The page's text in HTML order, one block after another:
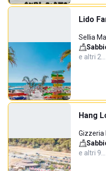
Lido
Sellia
e altri 2…
Hang
Gizzeria
e altri 9…